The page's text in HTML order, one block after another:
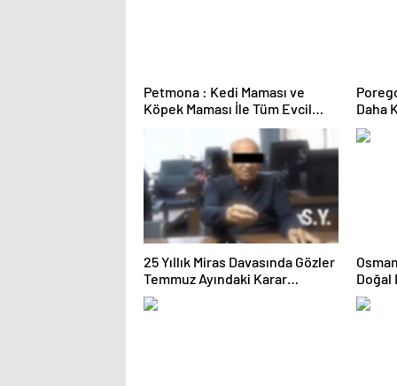
Petmona : Kedi Maması ve
Köpek Maması İle Tüm Evcil
Hayvan Ürünleri
Daha
25 Yıllık Miras Davasında Gözler
Temmuz Ayındaki Karar
Duruşmasına Çevrildi
Doğal